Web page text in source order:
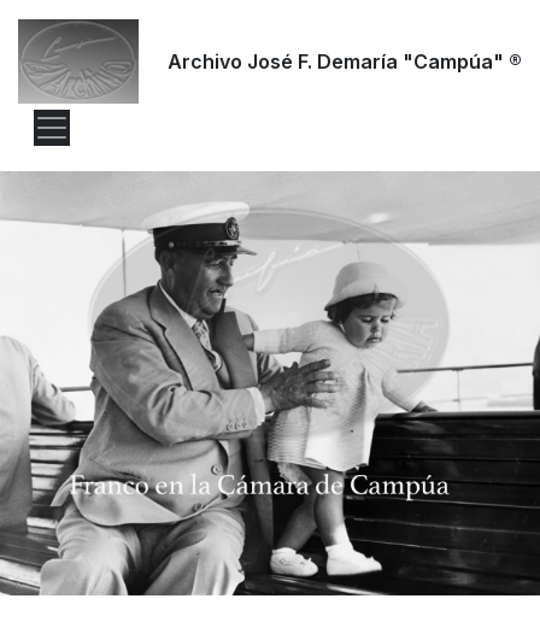
Archivo José F. Demaría "Campúa" ®